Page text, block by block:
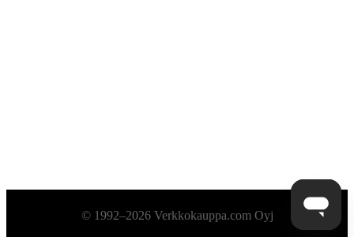
Alatunniste© 1992–2026 Verkkokauppa.com Oyj